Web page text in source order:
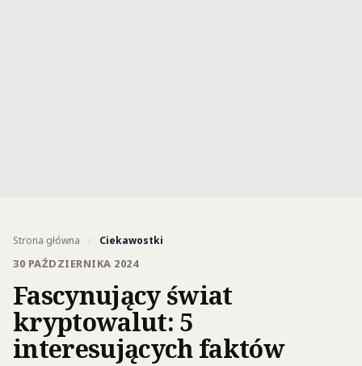
Strona główna / Ciekawostki
30 PAŹDZIERNIKA 2024
Fascynujący świat
kryptowalut: 5
interesujących faktów